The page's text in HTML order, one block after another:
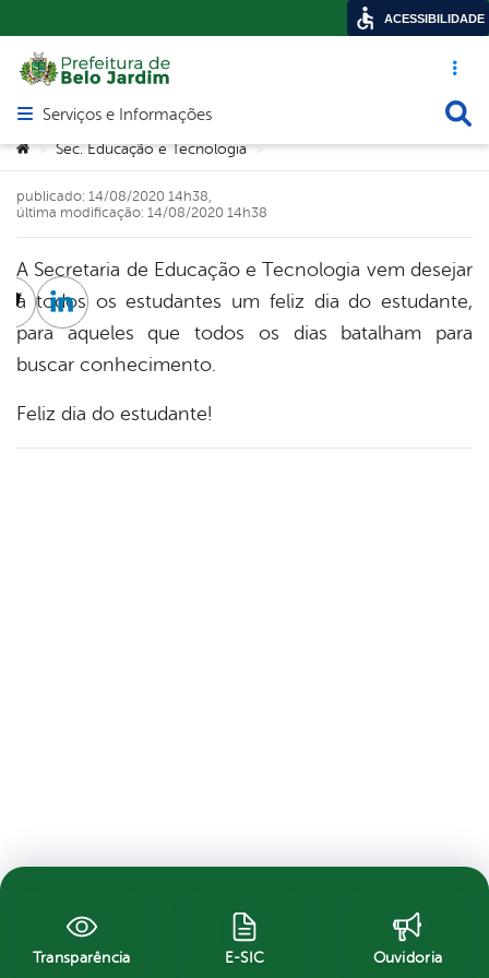
Acesso
Abrir menu principal de navegação
Serviços e Informações
Você está aqui:
> Sec. Educação e Tecnologia >
publicado: 14/08/2020 14h38,
última modificação: 14/08/2020 14h38
A Secretaria de Educação e Tecnologia vem desejar
a todos os estudantes um feliz dia do estudante,
para aqueles que todos os dias batalham para
buscar conhecimento.
Feliz dia do estudante!
TwitterLinkedin
Transparência E-SIC Ouvidoria
ACESSIBILIDADE